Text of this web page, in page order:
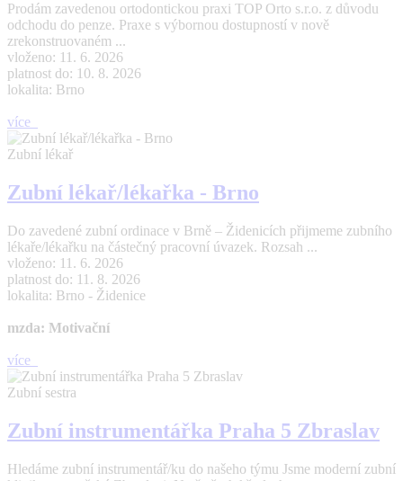
Prodám zavedenou ortodontickou praxi TOP Orto s.r.o. z důvodu
odchodu do penze. Praxe s výbornou dostupností v nově
zrekonstruovaném ...
vloženo: 11. 6. 2026
platnost do: 10. 8. 2026
lokalita: Brno
více
Zubní lékař
Zubní lékař/lékařka - Brno
Do zavedené zubní ordinace v Brně – Židenicích přijmeme zubního
lékaře/lékařku na částečný pracovní úvazek. Rozsah ...
vloženo: 11. 6. 2026
platnost do: 11. 8. 2026
lokalita: Brno - Židenice
mzda: Motivační
více
Zubní sestra
Zubní instrumentářka Praha 5 Zbraslav
Hledáme zubní instrumentář/ku do našeho týmu Jsme moderní zubní